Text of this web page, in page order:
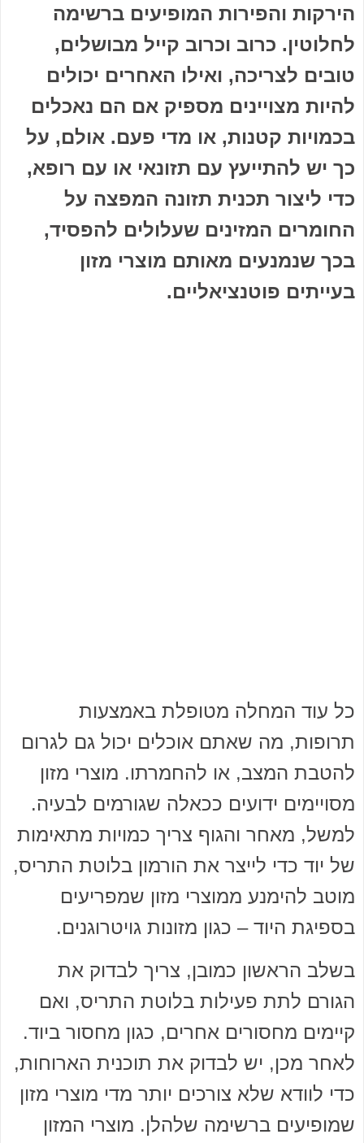
הירקות והפירות המופיעים ברשימה
לחלוטין. כרוב וכרוב קייל מבושלים,
טובים לצריכה, ואילו האחרים יכולים
להיות מצויינים מספיק אם הם נאכלים
בכמויות קטנות, או מדי פעם. אולם, על
כך יש להתייעץ עם תזונאי או עם רופא,
כדי ליצור תכנית תזונה המפצה על
החומרים המזינים שעלולים להפסיד,
בכך שנמנעים מאותם מוצרי מזון
בעייתים פוטנציאליים.
כל עוד המחלה מטופלת באמצעות
תרופות, מה שאתם אוכלים יכול גם לגרום
להטבת המצב, או להחמרתו. מוצרי מזון
מסויימים ידועים ככאלה שגורמים לבעיה.
למשל, מאחר והגוף צריך כמויות מתאימות
של יוד כדי לייצר את הורמון בלוטת התריס,
מוטב להימנע ממוצרי מזון שמפריעים
בספיגת היוד – כגון מזונות גויטרוגנים.
בשלב הראשון כמובן, צריך לבדוק את
הגורם לתת פעילות בלוטת התריס, ואם
קיימים מחסורים אחרים, כגון מחסור ביוד.
לאחר מכן, יש לבדוק את תוכנית הארוחות,
כדי לוודא שלא צורכים יותר מדי מוצרי מזון
שמופיעים ברשימה שלהלן. מוצרי המזון